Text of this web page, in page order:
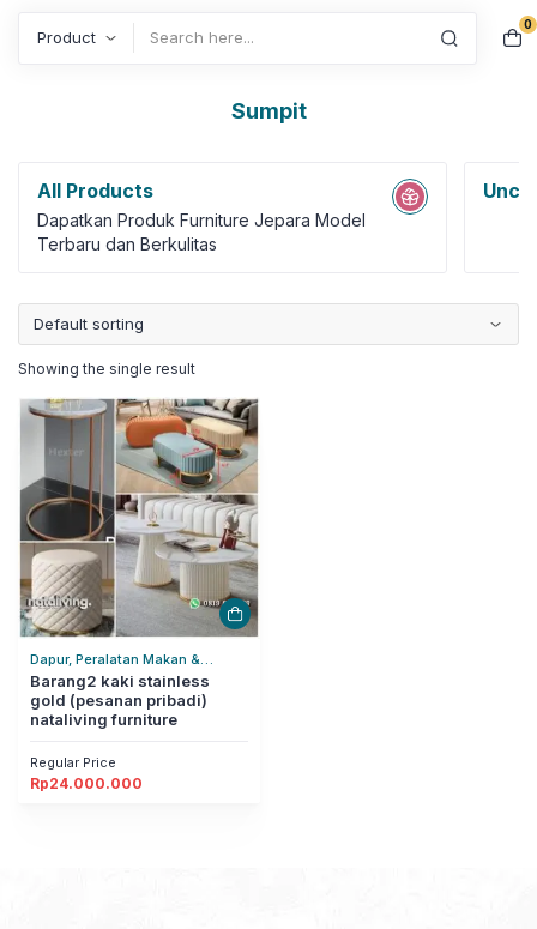
0
Sumpit
All Products
Dapatkan Produk Furniture Jepara Model
Terbaru dan Berkulitas
Showing the single result
Dapur, Peralatan Makan &
Minum, Sumpit
Barang2 kaki stainless
gold (pesanan pribadi)
nataliving furniture
Regular Price
Rp24.000.000